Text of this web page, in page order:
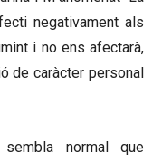
negativament als
i no ens afectarà,
de caràcter personal
normal que